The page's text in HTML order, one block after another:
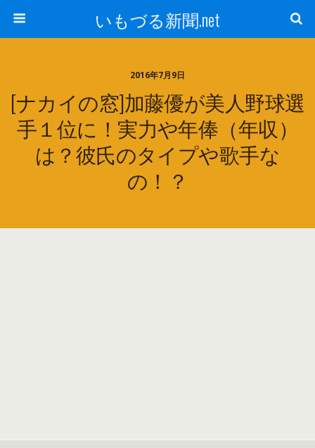
いもづる新聞.net
2016年7月9日
[ナカイの窓]加藤優が美人野球選
手１位に！実力や年俸（年収）
は？彼氏のタイプや歌手な
の！？